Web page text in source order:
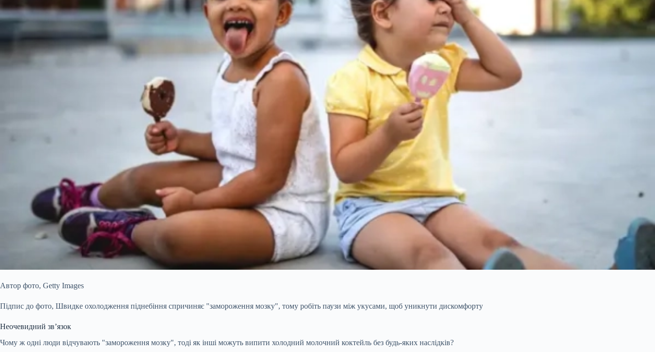
Автор фото, Getty Images
Підпис до фото, Швидке охолодження піднебіння спричиняє "замороження мозку", тому робіть паузи між укусами, щоб уникнути дискомфорту
Неочевидний зв’язок
Чому ж одні люди відчувають "замороження мозку", тоді як інші можуть випити холодний молочний коктейль без будь-яких наслідків?